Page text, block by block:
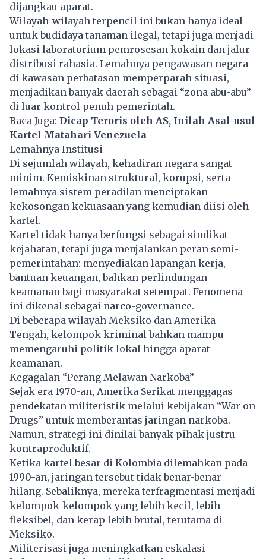
dijangkau aparat.
Wilayah-wilayah terpencil ini bukan hanya ideal
untuk budidaya tanaman ilegal, tetapi juga menjadi
lokasi laboratorium pemrosesan kokain dan jalur
distribusi rahasia. Lemahnya pengawasan negara
di kawasan perbatasan memperparah situasi,
menjadikan banyak daerah sebagai “zona abu-abu”
di luar kontrol penuh pemerintah.
Baca Juga: Dicap Teroris oleh AS, Inilah Asal-usul
Kartel Matahari Venezuela
Lemahnya Institusi
Di sejumlah wilayah, kehadiran negara sangat
minim. Kemiskinan struktural, korupsi, serta
lemahnya sistem peradilan menciptakan
kekosongan kekuasaan yang kemudian diisi oleh
kartel.
Kartel tidak hanya berfungsi sebagai sindikat
kejahatan, tetapi juga menjalankan peran semi-
pemerintahan: menyediakan lapangan kerja,
bantuan keuangan, bahkan perlindungan
keamanan bagi masyarakat setempat. Fenomena
ini dikenal sebagai narco-governance.
Di beberapa wilayah Meksiko dan Amerika
Tengah, kelompok kriminal bahkan mampu
memengaruhi politik lokal hingga aparat
keamanan.
Kegagalan “Perang Melawan Narkoba”
Sejak era 1970-an, Amerika Serikat menggagas
pendekatan militeristik melalui kebijakan “War on
Drugs” untuk memberantas jaringan narkoba.
Namun, strategi ini dinilai banyak pihak justru
kontraproduktif.
Ketika kartel besar di Kolombia dilemahkan pada
1990-an, jaringan tersebut tidak benar-benar
hilang. Sebaliknya, mereka terfragmentasi menjadi
kelompok-kelompok yang lebih kecil, lebih
fleksibel, dan kerap lebih brutal, terutama di
Meksiko.
Militerisasi juga meningkatkan eskalasi